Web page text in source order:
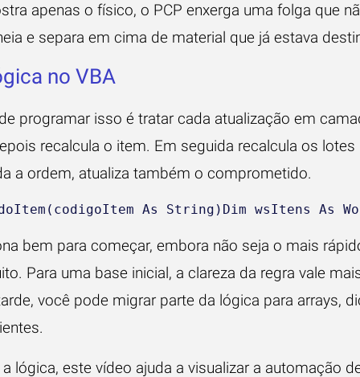
apenas o físico, o PCP enxerga uma folga que
e separa em cima de material que já estava
no VBA
programar isso é tratar cada atualização em
recalcula o item. Em seguida recalcula os lotes
a ordem, atualiza também o comprometido.
As String)Dim wsItens As
bem para começar, embora não seja o mais
Para uma base inicial, a clareza da regra vale
você pode migrar parte da lógica para arrays,
lógica, este vídeo ajuda a visualizar a automação